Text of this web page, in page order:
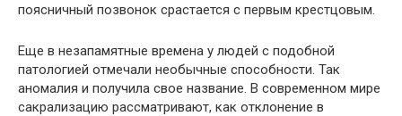
поясничный позвонок срастается с первым крестцовым.
Еще в незапамятные времена у людей с подобной
патологией отмечали необычные способности. Так
аномалия и получила свое название. В современном мире
сакрализацию рассматривают, как отклонение в